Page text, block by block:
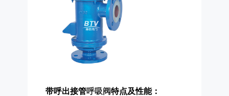
带呼出接管呼吸阀特点及性能：